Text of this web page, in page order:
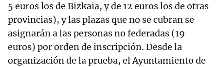
5 euros los de Bizkaia, y de 12 euros los de otras
provincias), y las plazas que no se cubran se
asignarán a las personas no federadas (19
euros) por orden de inscripción. Desde la
organización de la prueba, el Ayuntamiento de